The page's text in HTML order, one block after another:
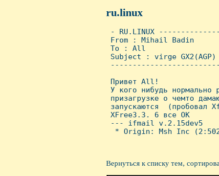
ru.linux
- RU.LINUX
From : Mihail Badin
To : All
Subject : virge GX2(AGP)
Привет All!
У кого нибудь
призагрузке о чемто
запускаются
XFree3.3. 6 все OК
--- ifmail v.2.15dev5
* Origin: Msh Inc
Вернуться к списку тем,